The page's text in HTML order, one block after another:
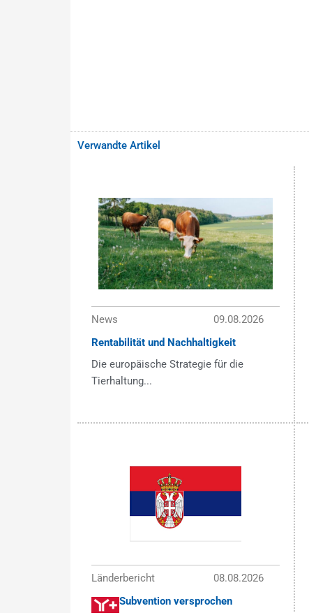
Verwandte Artikel
News
09.08.2026
Rentabilität und Nachhaltigkeit
Die europäische Strategie für die
Tierhaltung...
Länderbericht
08.08.2026
Subvention versprochen